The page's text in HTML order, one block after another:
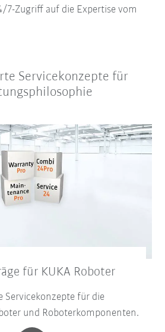
7-Zugriff auf die Expertise vom
Servicekonzepte für
für KUKA Roboter
Servicekonzepte für die
und Roboterkomponenten.